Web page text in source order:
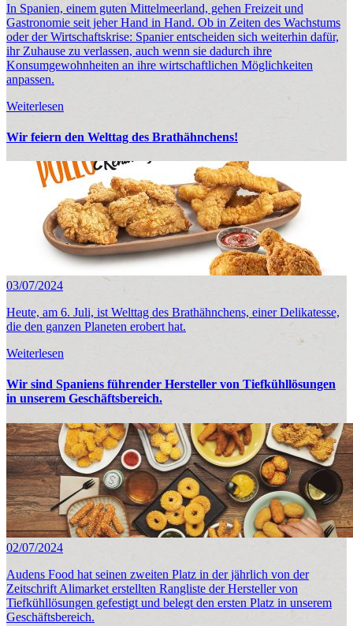
In Spanien, einem guten Mittelmeerland, gehen Freizeit und
Gastronomie seit jeher Hand in Hand. Ob in Zeiten des Wachstums
oder der Wirtschaftskrise: Spanier entscheiden sich weiterhin dafür,
ihr Zuhause zu verlassen, auch wenn sie dadurch ihre
Konsumgewohnheiten an ihre wirtschaftlichen Möglichkeiten
anpassen.
Weiterlesen
Wir feiern den Welttag des Brathähnchens!
03/07/2024
Heute, am 6. Juli, ist Welttag des Brathähnchens, einer Delikatesse,
die den ganzen Planeten erobert hat.
Weiterlesen
Wir sind Spaniens führender Hersteller von Tiefkühllösungen
in unserem Geschäftsbereich.
02/07/2024
Audens Food hat seinen zweiten Platz in der jährlich von der
Zeitschrift Alimarket erstellten Rangliste der Hersteller von
Tiefkühllösungen gefestigt und belegt den ersten Platz in unserem
Geschäftsbereich.